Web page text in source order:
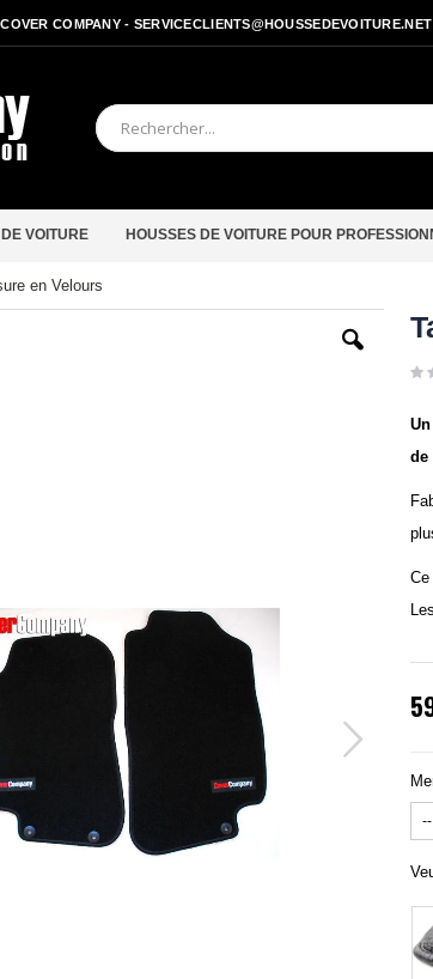
COMPANY - SERVICECLIENTS@HOUSSEDEVOITURE.NET
VOITURE HOUSSES DE VOITURE POUR
en Velours
Passer
de